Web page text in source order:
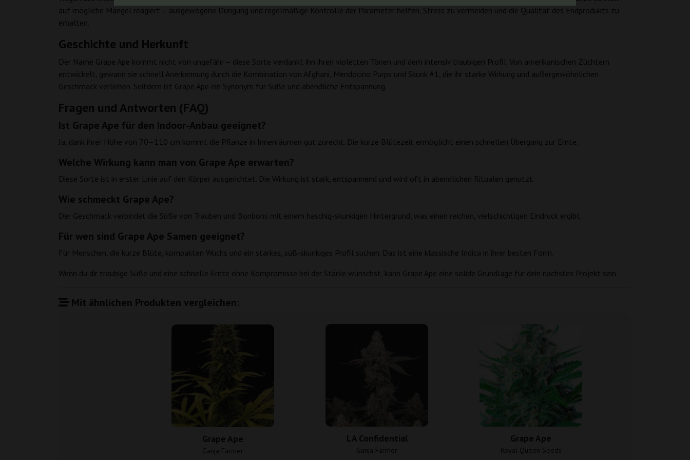
auf mögliche Mängel reagiert – ausgewogene Düngung und regelmäßige Kontrolle der Parameter helfen, Stress zu vermeiden und die Qualität des Endprodukts zu
erhalten.
Geschichte und Herkunft
Der Name Grape Ape kommt nicht von ungefähr – diese Sorte verdankt ihn ihren violetten Tönen und dem intensiv traubigen Profil. Von amerikanischen Züchtern
entwickelt, gewann sie schnell Anerkennung durch die Kombination von Afghani, Mendocino Purps und Skunk #1, die ihr starke Wirkung und außergewöhnlichen
Geschmack verliehen. Seitdem ist Grape Ape ein Synonym für Süße und abendliche Entspannung.
Fragen und Antworten (FAQ)
Ist Grape Ape für den Indoor-Anbau geeignet?
Ja, dank ihrer Höhe von 70–110 cm kommt die Pflanze in Innenräumen gut zurecht. Die kurze Blütezeit ermöglicht einen schnellen Übergang zur Ernte.
Welche Wirkung kann man von Grape Ape erwarten?
Diese Sorte ist in erster Linie auf den Körper ausgerichtet. Die Wirkung ist stark, entspannend und wird oft in abendlichen Ritualen genutzt.
Wie schmeckt Grape Ape?
Der Geschmack verbindet die Süße von Trauben und Bonbons mit einem haschig-skunkigen Hintergrund, was einen reichen, vielschichtigen Eindruck ergibt.
Für wen sind Grape Ape Samen geeignet?
Für Menschen, die kurze Blüte, kompakten Wuchs und ein starkes, süß-skunkiges Profil suchen. Das ist eine klassische Indica in ihrer besten Form.
Wenn du dir traubige Süße und eine schnelle Ernte ohne Kompromisse bei der Stärke wünschst, kann Grape Ape eine solide Grundlage für dein nächstes Projekt sein.
Mit ähnlichen Produkten vergleichen:
Grape Ape
Ganja Farmer
LA Confidential
Ganja Farmer
Grape Ape
Royal Queen Seeds